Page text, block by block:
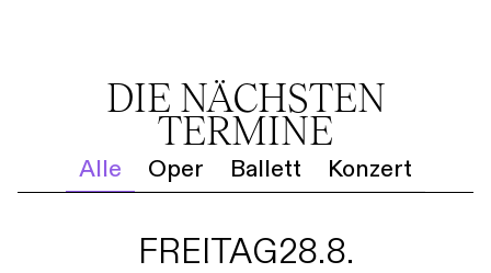
DIE NÄCHSTEN
TERMINE
Alle Oper Ballett Konzert
FREITAG28.8.